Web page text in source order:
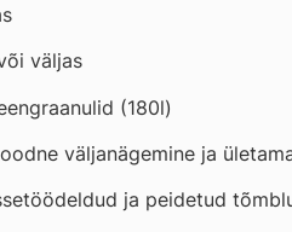
väljas
(180l)
väljanägemine ja
ja peidetud